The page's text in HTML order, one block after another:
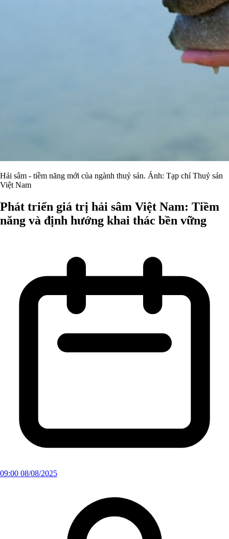
Hải sâm - tiềm năng mới của ngành thuỷ sản. Ảnh: Tạp chí Thuỷ sản
Việt Nam
Phát triển giá trị hải sâm Việt Nam: Tiềm
năng và định hướng khai thác bền vững
09:00 08/08/2025